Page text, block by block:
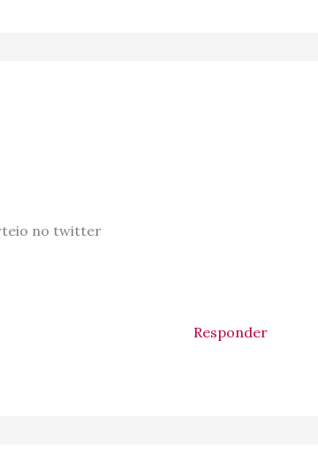
no twitter
Responder